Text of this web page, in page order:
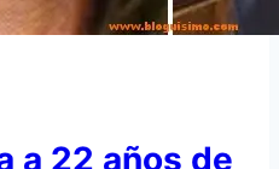
a 22 años de